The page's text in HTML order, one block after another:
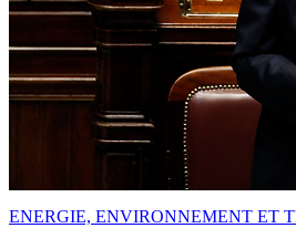
ENERGIE, ENVIRONNEMENT ET